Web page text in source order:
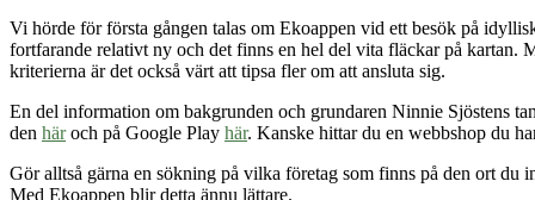
Vi hörde för första gången talas om Ekoappen vid ett besök på
fortfarande relativt ny och det finns en hel del vita fläckar på kartan.
kriterierna är det också värt att tipsa fler om att ansluta sig.
En del information om bakgrunden och grundaren Ninnie Sjöstens
den häroch på Google Play här. Kanske hittar du en webbshop du
Gör alltså gärna en sökning på vilka företag som finns på den ort du
Med Ekoappen blir detta ännu lättare.